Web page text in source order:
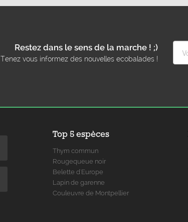
Restez dans le sens de la marche ! ;)
Tenez vous informez des nouvelles ecobalades !
Top 5 espèces
Thym commun
Rougequeue noir
Belette d'Europe
Lapin de garenne
Couleuvre de Montpellier